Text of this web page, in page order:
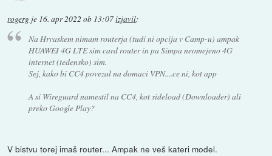
rogerg je 16. apr 2022 ob 13:07izjavil:
Na Hrvaskem nimam routerja (tudi ni opcija v Camp-u) ampak
HUAWEI 4G LTE sim card router in pa Simpa neomejeno 4G
internet (tedensko) sim.
Sej, kako bi CC4 povezal na domaci VPN....ce ni, kot app
A si Wireguard namestil na CC4, kot sideload (Downloader) ali
preko Google Play?
V bistvu torej imaš router... Ampak ne veš kateri model.